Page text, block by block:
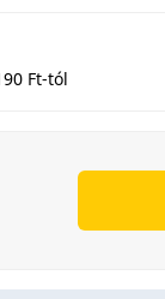
Ft-tól